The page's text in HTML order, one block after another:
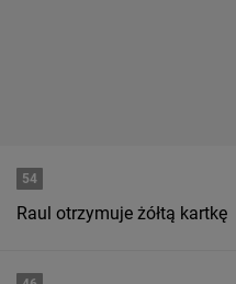
54
Raul otrzymuje żółtą kartkę